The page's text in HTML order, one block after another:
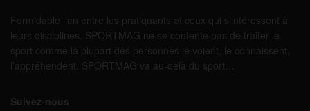
Formidable lien entre les pratiquants et ceux qui s’intéressent à
leurs disciplines, SPORTMAG ne se contente pas de traiter le
sport comme la plupart des personnes le voient, le connaissent,
l’appréhendent. SPORTMAG va au-delà du sport…
Suivez-nous